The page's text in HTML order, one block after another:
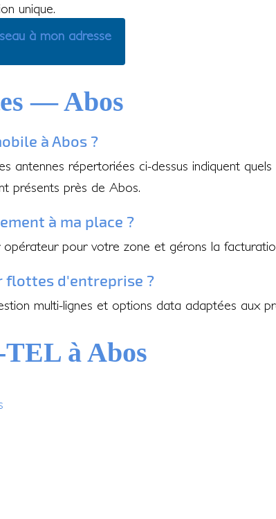
unique.
à mon adresse
— Abos
à Abos ?
antennes répertoriées ci-dessus indiquent
présents près de Abos.
à ma place ?
pour votre zone et gérons la
flottes d'entreprise ?
multi-lignes et options data adaptées aux
à Abos